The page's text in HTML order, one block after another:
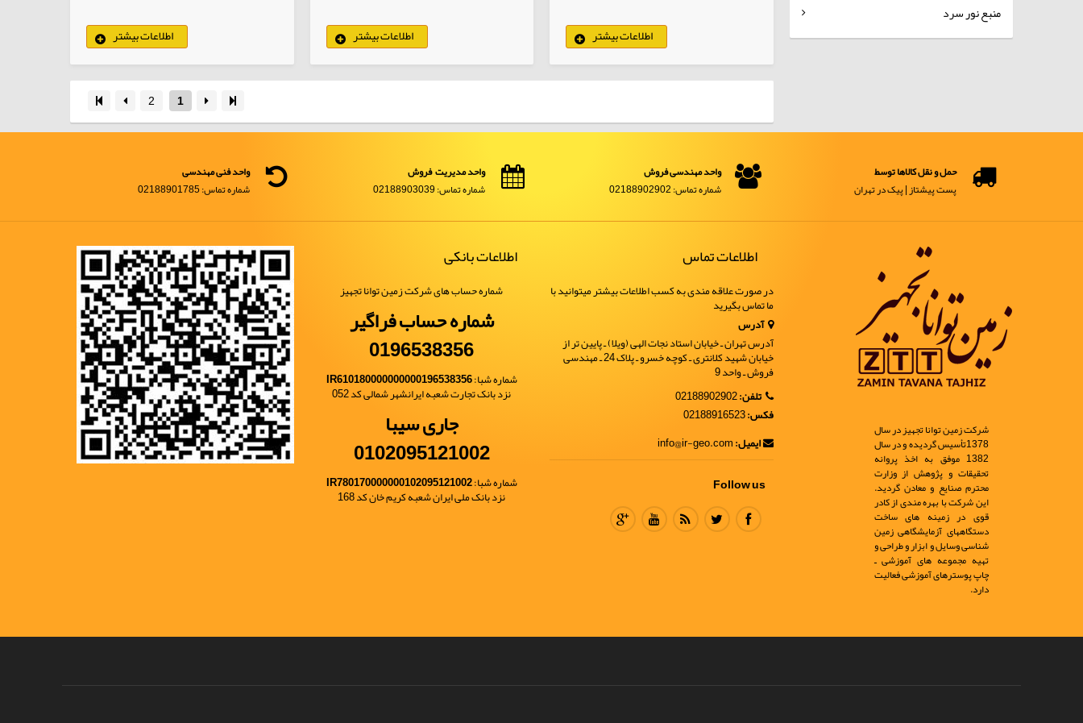
منبع نور سرد
اطلاعات بیشتر کالاهای انتخابی اطلاعات بیشتر کالاهای انتخابی اطلاعات بیشتر کالاهای انتخابی
1
2
حمل و نقل کالاها توسط
پست پیشتاز | پیک در تهران
واحد مهندسی فروش
شماره تماس: 02188902902
واحد مدیریت فروش
شماره تماس: 02188903039
واحد فنی مهندسی
شماره تماس: 02188901785
شرکت زمین توانا تجهیز در سال
1378تأسیس گردیده و در سال
1382 موفق به اخذ پروانه
تحقیقات و پژوهش از وزارت
محترم صنایع و معادن گردید.
این شرکت با بهره مندی از کادر
قوی در زمینه های ساخت
دستگاههای آزمایشگاهی زمین
شناسی وسایل و ابزار و طراحی و
تهیه مجموعه های آموزشی ـ
چاپ پوسترهای آموزشی فعالیت
دارد.
اطلاعات تماس
در صورت علاقه مندی به کسب اطلاعات بیشتر میتوانید با
ما تماس بگیرید
آدرس
آدرس تهران ـ خیابان استاد نجات الهی (ویلا) ـ پایین تر از
خیابان شهید کلانتری ـ کوچه خسرو ـ پلاک 24 ـ مهندسی
فروش ـ واحد 9
تلفن:02188902902
فکس:02188916523
ایمیل:
Follow us
اطلاعات بانکی
شماره حساب های شرکت زمین توانا تجهیز
شماره حساب فراگیر
0196538356
شماره شبا:IR610180000000000196538356
نزد بانک تجارت شعبه ایرانشهر شمالی کد 052
جاری سیبا
0102095121002
شماره شبا:IR780170000000102095121002
نزد بانک ملی ایران شعبه کریم خان کد 168